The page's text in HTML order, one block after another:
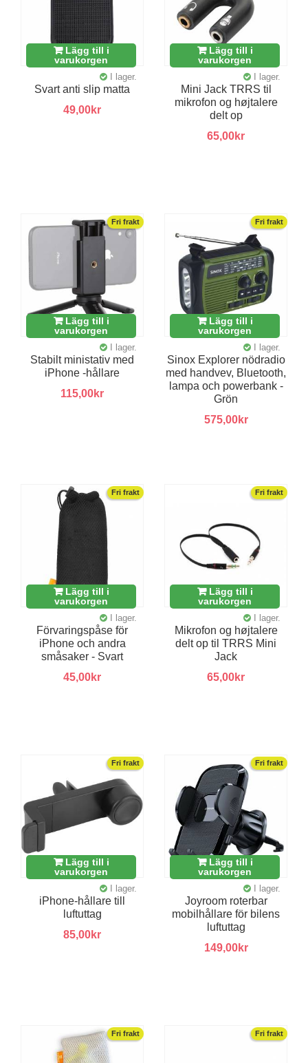
Lägg till i
varukorgen
I lager.
Svart anti slip matta
49,00kr
Lägg till i
varukorgen
I lager.
Mini Jack TRRS til
mikrofon og højtalere
delt op
65,00kr
Fri frakt
Lägg till i
varukorgen
I lager.
Stabilt ministativ med
iPhone -hållare
115,00kr
Fri frakt
Lägg till i
varukorgen
I lager.
Sinox Explorer nödradio
med handvev, Bluetooth,
lampa och powerbank -
Grön
575,00kr
Fri frakt
Lägg till i
varukorgen
I lager.
Förvaringspåse för
iPhone och andra
småsaker - Svart
45,00kr
Fri frakt
Lägg till i
varukorgen
I lager.
Mikrofon og højtalere
delt op til TRRS Mini
Jack
65,00kr
Fri frakt
Lägg till i
varukorgen
I lager.
iPhone-hållare till
luftuttag
85,00kr
Fri frakt
Lägg till i
varukorgen
I lager.
Joyroom roterbar
mobilhållare för bilens
luftuttag
149,00kr
Fri frakt Fri frakt